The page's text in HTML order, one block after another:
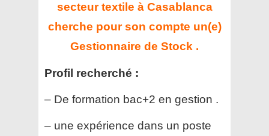
secteur textile à Casablanca
cherche pour son compte un(e)
Gestionnaire de Stock .
Profil recherché :
– De formation bac+2 en gestion .
– une expérience dans un poste